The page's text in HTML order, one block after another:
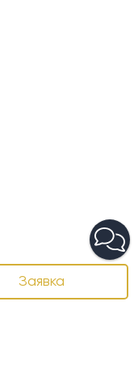
Заявка